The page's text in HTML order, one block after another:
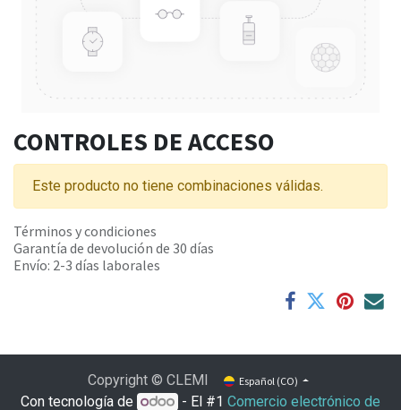
CONTROLES DE ACCESO
Este producto no tiene combinaciones válidas.
Términos y condiciones
Garantía de devolución de 30 días
Envío: 2-3 días laborales
Copyright © CLEMI Español (CO)
Con tecnología de - El #1Comercio electrónico de